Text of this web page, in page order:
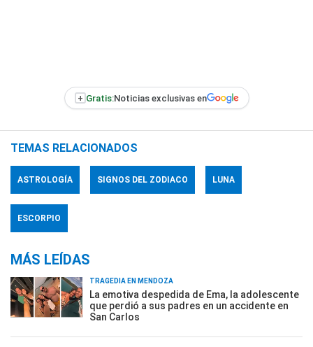
+ Gratis:Noticias exclusivas en
TEMAS RELACIONADOS
ASTROLOGÍA SIGNOS DEL ZODIACO LUNA
ESCORPIO
MÁS LEÍDAS
TRAGEDIA EN MENDOZA
La emotiva despedida de Ema, la adolescente
que perdió a sus padres en un accidente en
San Carlos